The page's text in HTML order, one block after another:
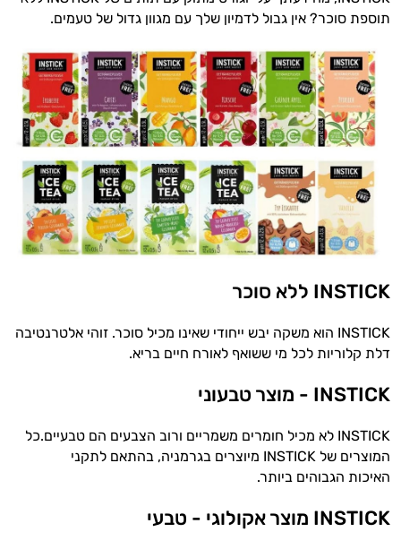
תוספת סוכר? אין גבול לדמיון שלך עם מגוון גדול של טעמים.
INSTICK ללא סוכר
INSTICK הוא משקה יבש ייחודי שאינו מכיל סוכר. זוהי אלטרנטיבה
דלת קלוריות לכל מי ששואף לאורח חיים בריא.
INSTICK - מוצר טבעוני
INSTICK לא מכיל חומרים משמריים ורוב הצבעים הם טבעיים.כל
המוצרים של INSTICK מיוצרים בגרמניה, בהתאם לתקני
האיכות הגבוהים ביותר.
INSTICK מוצר אקולוגי - טבעי